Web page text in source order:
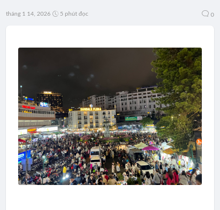
tháng 1 14, 2026 5 phút đọc 0